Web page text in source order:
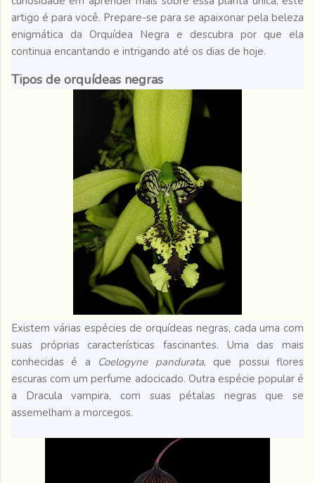
artigo é para você. Prepare-se para se apaixonar pela beleza
enigmática da Orquídea Negra e descubra por que ela
continua encantando e intrigando até os dias de hoje.
Tipos de orquídeas negras
Existem várias espécies de orquídeas negras, cada uma com
suas próprias características fascinantes. Uma das mais
conhecidas é a Coelogyne pandurata, que possui flores
escuras com um perfume adocicado. Outra espécie popular é
a Dracula vampira, com suas pétalas negras que se
assemelham a morcegos.